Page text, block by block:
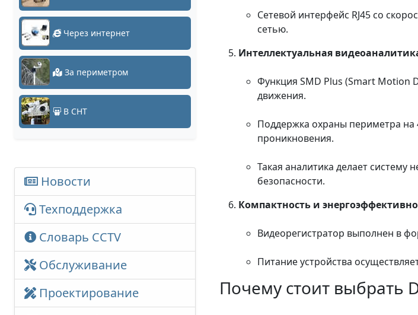
Через интернет
За периметром
В СНТ
Новости
Техподдержка
Словарь CCTV
Обслуживание
Проектирование
Сетевой интерфейс RJ45 со
сетью.
Интеллектуальная
Функция SMD Plus (Smart Motion
движения.
Поддержка охраны периметра на
проникновения.
Такая аналитика делает
безопасности.
Компактность и
Видеорегистратор выполнен в
Питание устройства
Почему стоит выбрать